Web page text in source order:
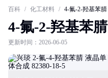
百科 / 化工材料 / 4-氟-2-羟基苯腈
4-氟-2-羟基苯腈
更新时间：2026-06-05